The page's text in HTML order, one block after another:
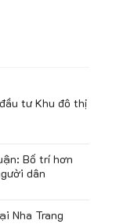
tư Khu đô thị
Bố trí hơn
dân
Nha Trang